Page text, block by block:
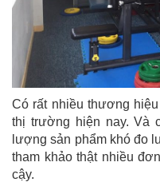
Có rất nhiều thương
thị trường hiện nay. Và
lượng sản phẩm khó đo
tham khảo thật nhiều
cậy.